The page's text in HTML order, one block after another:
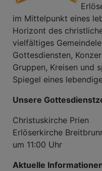
im Mittelpunkt eines
Horizont des
vielfältiges
Gottesdiensten,
Gruppen, Kreisen und
Spiegel eines
Unsere
Christuskirche
Erlöserkirche
um 11:00 Uhr
Aktuelle